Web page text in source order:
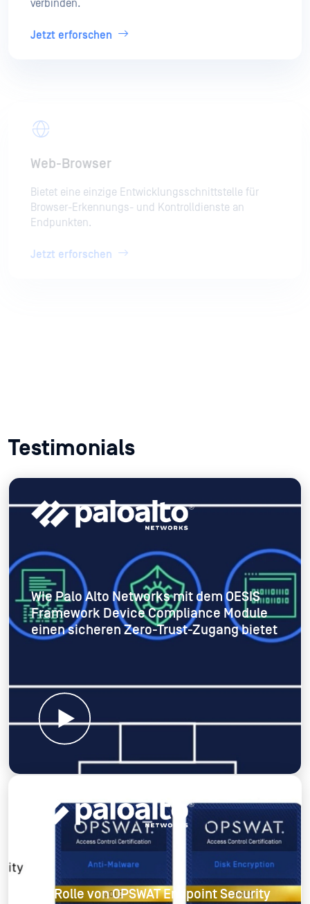
Bietet eine einzige Entwicklungsschnittstelle für
Endpunkten.
Jetzt erforschen
Testimonials
Wie Palo Alto Networks mit dem OESIS
Framework Device Compliance Module
einen sicheren Zero-Trust-Zugang bietet
Die Rolle von OPSWAT Endpoint Security